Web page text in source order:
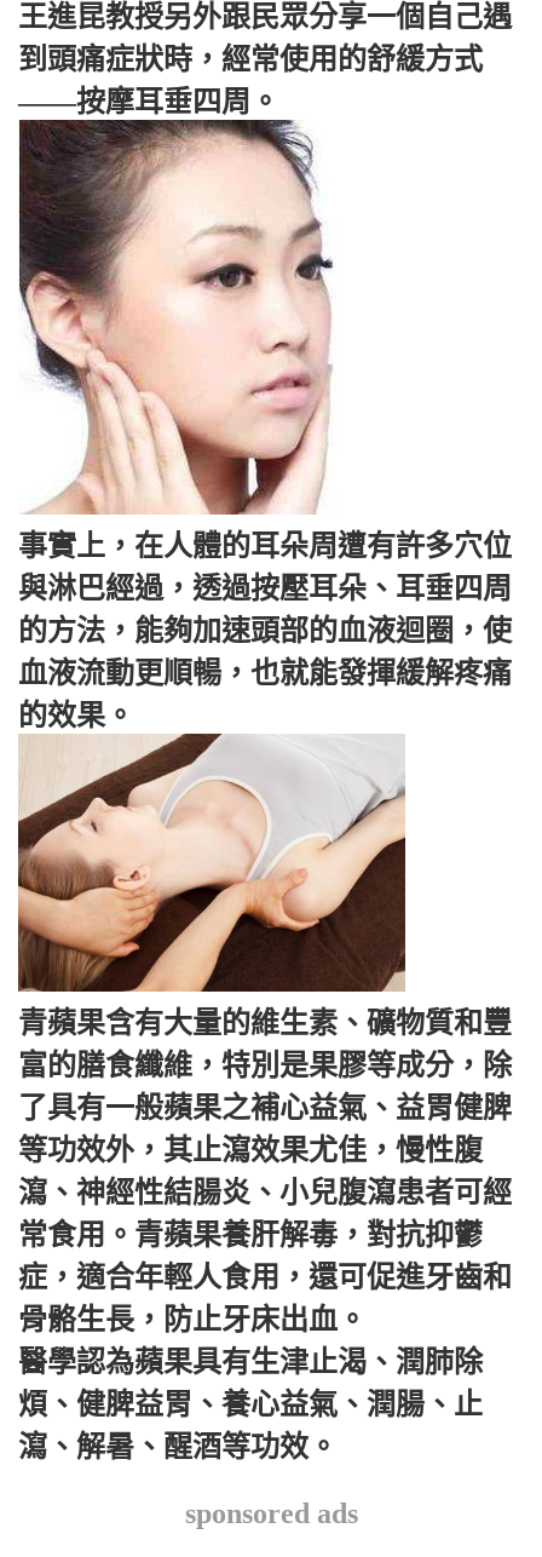
王進昆教授另外跟民眾分享一個自己遇
到頭痛症狀時，經常使用的舒緩方式
——按摩耳垂四周。
事實上，在人體的耳朵周遭有許多穴位
與淋巴經過，透過按壓耳朵、耳垂四周
的方法，能夠加速頭部的血液迴圈，使
血液流動更順暢，也就能發揮緩解疼痛
的效果。
青蘋果含有大量的維生素、礦物質和豐
富的膳食纖維，特別是果膠等成分，除
了具有一般蘋果之補心益氣、益胃健脾
等功效外，其止瀉效果尤佳，慢性腹
瀉、神經性結腸炎、小兒腹瀉患者可經
常食用。青蘋果養肝解毒，對抗抑鬱
症，適合年輕人食用，還可促進牙齒和
骨骼生長，防止牙床出血。
醫學認為蘋果具有生津止渴、潤肺除
煩、健脾益胃、養心益氣、潤腸、止
瀉、解暑、醒酒等功效。
sponsored ads